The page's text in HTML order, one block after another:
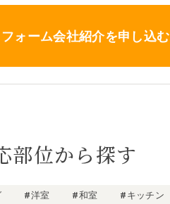
フォーム会社紹介を申し込む
部位から探す
#洋室 #和室 #キッチン